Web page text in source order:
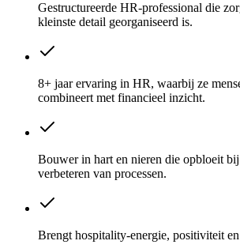
Gestructureerde HR-professional die
kleinste detail georganiseerd is.
8+ jaar ervaring in HR, waarbij ze
combineert met financieel inzicht.
Bouwer in hart en nieren die opbloeit bij
verbeteren van processen.
Brengt hospitality-energie, positiviteit